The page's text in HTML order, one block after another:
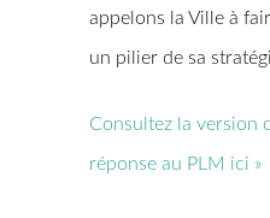
appelons la Ville à
un pilier de sa
Consultez la version
réponse au PLM ici »